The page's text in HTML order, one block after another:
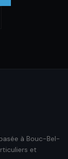
à Bouc-Bel-
et